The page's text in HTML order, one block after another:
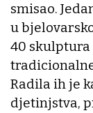
smisao.
u
40 skulptura
Radila ih je
djetinjstva,